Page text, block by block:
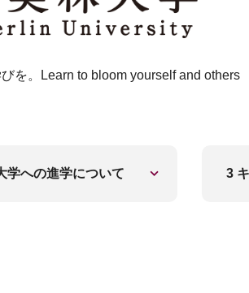
を。Learn to bloom yourself and others
学への進学について 3